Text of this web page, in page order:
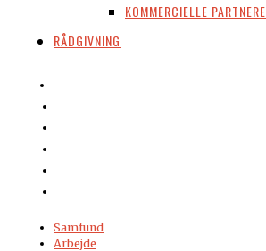
KOMMERCIELLE PARTNERE
RÅDGIVNING
Samfund
Arbejde